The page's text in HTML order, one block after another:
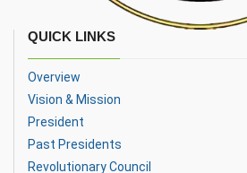
QUICK LINKS
Overview
Vision & Mission
President
Past Presidents
Revolutionary Council